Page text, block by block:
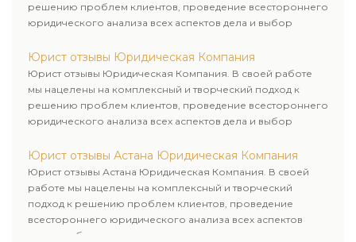
решению проблем клиентов, проведение всестороннего
юридического анализа всех аспектов дела и выбор
Юрист отзывы Юридическая Компания
Юрист отзывы Юридическая Компания. В своей работе
мы нацелены на комплексный и творческий подход к
решению проблем клиентов, проведение всестороннего
юридического анализа всех аспектов дела и выбор
Юрист отзывы Астана Юридическая Компания
Юрист отзывы Астана Юридическая Компания. В своей
работе мы нацелены на комплексный и творческий
подход к решению проблем клиентов, проведение
всестороннего юридического анализа всех аспектов
дела и выбор рационального пути для его успешного